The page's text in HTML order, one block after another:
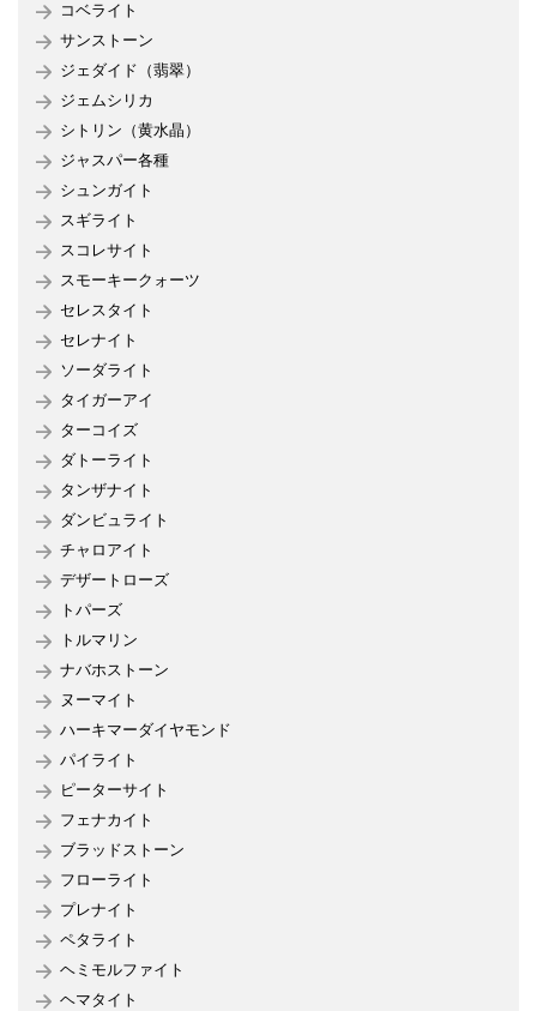
コベライト
サンストーン
ジェダイド（翡翠）
ジェムシリカ
シトリン（黄水晶）
ジャスパー各種
シュンガイト
スギライト
スコレサイト
スモーキークォーツ
セレスタイト
セレナイト
ソーダライト
タイガーアイ
ターコイズ
ダトーライト
タンザナイト
ダンビュライト
チャロアイト
デザートローズ
トパーズ
トルマリン
ナバホストーン
ヌーマイト
ハーキマーダイヤモンド
パイライト
ピーターサイト
フェナカイト
ブラッドストーン
フローライト
プレナイト
ペタライト
ヘミモルファイト
ヘマタイト